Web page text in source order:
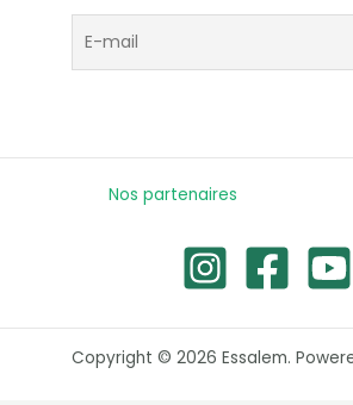
Nos partenaires
Copyright © 2026 Essalem.